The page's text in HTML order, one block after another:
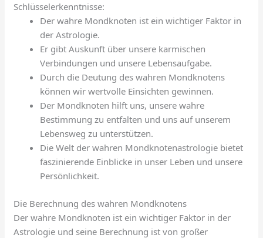
Schlüsselerkenntnisse:
Der wahre Mondknoten ist ein wichtiger Faktor in
der Astrologie.
Er gibt Auskunft über unsere karmischen
Verbindungen und unsere Lebensaufgabe.
Durch die Deutung des wahren Mondknotens
können wir wertvolle Einsichten gewinnen.
Der Mondknoten hilft uns, unsere wahre
Bestimmung zu entfalten und uns auf unserem
Lebensweg zu unterstützen.
Die Welt der wahren Mondknotenastrologie bietet
faszinierende Einblicke in unser Leben und unsere
Persönlichkeit.
Die Berechnung des wahren Mondknotens
Der wahre Mondknoten ist ein wichtiger Faktor in der
Astrologie und seine Berechnung ist von großer